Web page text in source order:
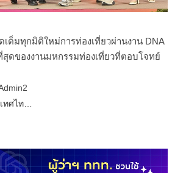
ต็มทุกมิติใหม่การท่องเที่ยวผ่านงาน DNA
สุดของงานมหกรรมท่องเที่ยวที่ตอบโจทย์
ทศไท…